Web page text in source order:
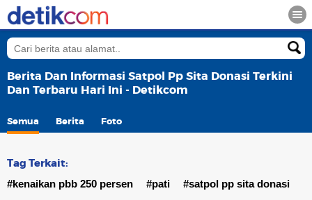
Berita Dan Informasi Satpol Pp Sita Donasi Terkini
Dan Terbaru Hari Ini - Detikcom
Semua Berita Foto
Tag Terkait:
#kenaikan pbb 250 persen #pati #satpol pp sita donasi